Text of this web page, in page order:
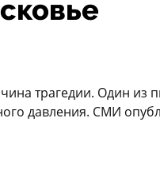
трагедии. Один из
давления. СМИ